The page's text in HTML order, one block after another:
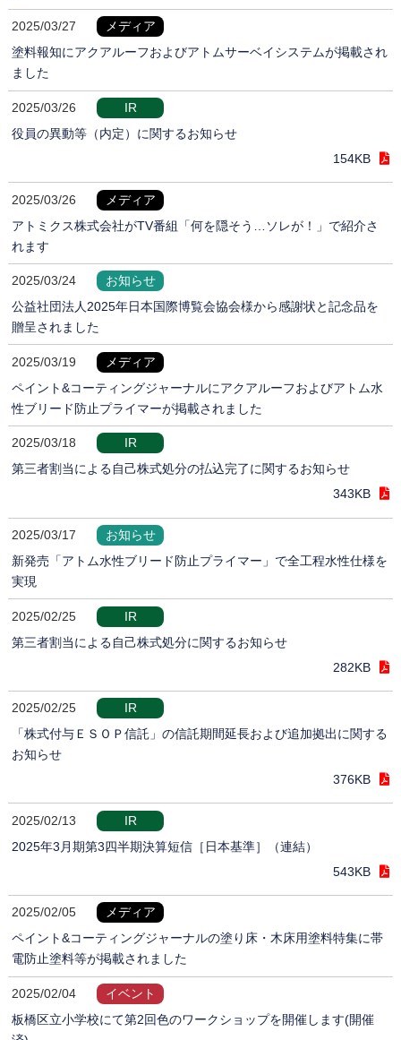
2025/03/27
メディア
塗料報知にアクアルーフおよびアトムサーベイシステムが掲載され
ました
2025/03/26
IR
役員の異動等（内定）に関するお知らせ
154KB
2025/03/26
メディア
アトミクス株式会社がTV番組「何を隠そう…ソレが！」で紹介さ
れます
2025/03/24
お知らせ
公益社団法人2025年日本国際博覧会協会様から感謝状と記念品を
贈呈されました
2025/03/19
メディア
ペイント&コーティングジャーナルにアクアルーフおよびアトム水
性ブリード防止プライマーが掲載されました
2025/03/18
IR
第三者割当による自己株式処分の払込完了に関するお知らせ
343KB
2025/03/17
お知らせ
新発売「アトム水性ブリード防止プライマー」で全工程水性仕様を
実現
2025/02/25
IR
第三者割当による自己株式処分に関するお知らせ
282KB
2025/02/25
IR
「株式付与ＥＳＯＰ信託」の信託期間延長および追加拠出に関する
お知らせ
376KB
2025/02/13
IR
2025年3月期第3四半期決算短信［日本基準］（連結）
543KB
2025/02/05
メディア
ペイント&コーティングジャーナルの塗り床・木床用塗料特集に帯
電防止塗料等が掲載されました
2025/02/04
イベント
板橋区立小学校にて第2回色のワークショップを開催します(開催